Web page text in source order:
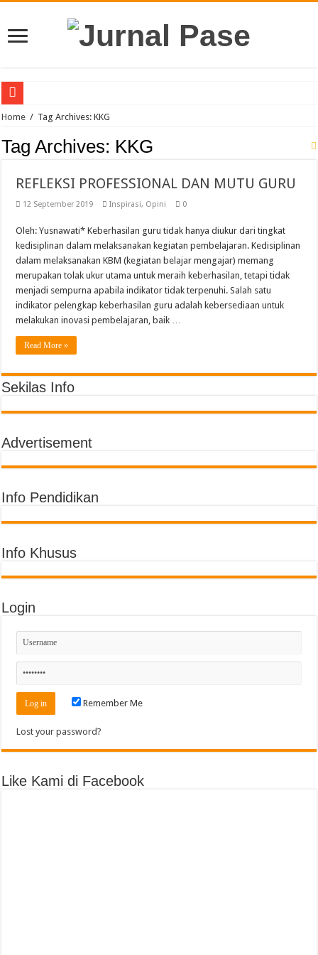
Puluhan Guru Berkumpul di TPN XIII Aceh Utara, Kacabdin Tekankan Cetak
Sinergi Bareng TNI/Polri, MPLS SMAN 1 Matangkuli Tanamkan Disiplin dan
Siswi SMA Unggul Cut Nyak Dhien Langsa Raih Beasiswa Penuh ke Tiongkok
Guru PJOK SMAN 1 Calang Raih Juara II Nasional Kempo 2026
7 Siswa SMAN 1 Dewantara Lolos ke OSN Provinsi, Siap Harumkan Aceh Utara
SLB YBSM Banda Aceh Raih Juara Umum di Acara Kontes Sekolah
Bidang Literasi IGI Aceh Timur Raih Penghargaan Buku Etnik Nusantara
SMAN Unggul Aceh Timur Terima Penghargaan Sekolah Adiwiyata Tingkat
Semarak Pembagian Rapor di MIN 11 Banda Aceh: Penghargaan Prestasi,
Home / Tag Archives: KKG
Tag Archives: KKG
REFLEKSI PROFESSIONAL DAN MUTU GURU
12 September 2019 Inspirasi, Opini 0
Oleh: Yusnawati* Keberhasilan guru tidak hanya diukur dari tingkat
kedisiplinan dalam melaksanakan kegiatan pembelajaran. Kedisiplinan
dalam melaksanakan KBM (kegiatan belajar mengajar) memang
merupakan tolak ukur utama untuk meraih keberhasilan, tetapi tidak
menjadi sempurna apabila indikator tidak terpenuhi. Salah satu
indikator pelengkap keberhasilan guru adalah kebersediaan untuk
melakukan inovasi pembelajaran, baik …
Read More »
Sekilas Info
Advertisement
Info Pendidikan
Info Khusus
Login
Remember Me
Lost your password?
Like Kami di Facebook